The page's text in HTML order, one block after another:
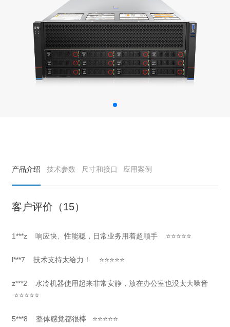
产品介绍 技术参数 尺寸和接口 应用案例
客户评价（15）
1***z 响应快、性能稳，日常业务用着超顺手 ⭐⭐⭐⭐⭐
l***7 技术支持太给力！ ⭐⭐⭐⭐⭐
z***2 水冷机器使用起来非常安静，放在办公室也没太大噪音
⭐⭐⭐⭐⭐
5***8 整体感觉都很棒 ⭐⭐⭐⭐⭐